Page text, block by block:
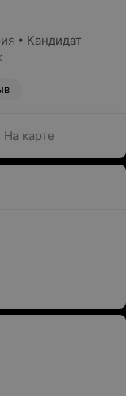
• Кандидат
На карте